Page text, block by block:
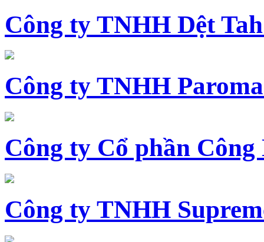
Công ty TNHH Dệt
Công ty TNHH
Công ty Cổ phần Công
Công ty TNHH